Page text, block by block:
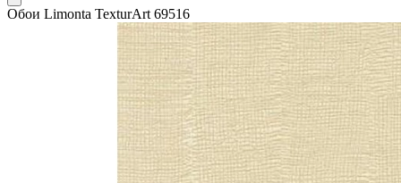
Обои Limonta TexturArt 69516